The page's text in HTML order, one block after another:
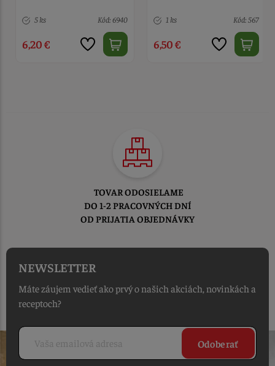
5 ks Kód: 6940
6,20 €
1 ks Kód: 567
6,50 €
TOVAR ODOSIELAME
DO 1-2 PRACOVNÝCH DNÍ
OD PRIJATIA OBJEDNÁVKY
NEWSLETTER
Máte záujem vedieť ako prvý o našich akciách, novinkách a
receptoch?
Odoberať